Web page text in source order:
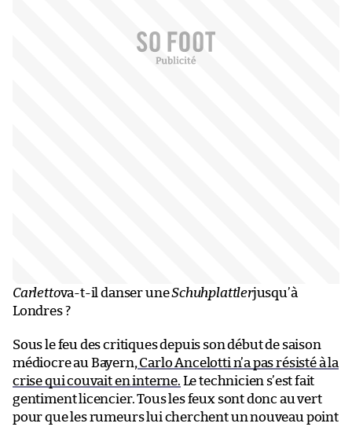
Carlettova-t-il danser uneSchuhplattlerjusqu’à
Londres ?
Sous le feu des critiques depuis son début de saison
médiocre au Bayern, Carlo Ancelotti n’a pas résisté à la
crise qui couvait en interne. Le technicien s’est fait
gentiment licencier. Tous les feux sont donc au vert
pour que les rumeurs lui cherchent un nouveau point